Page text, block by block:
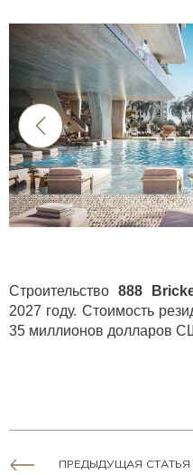
Строительство 888
2027 году. Стоимость
35 миллионов долларов
ПРЕДЫДУЩАЯ СТАТЬЯ